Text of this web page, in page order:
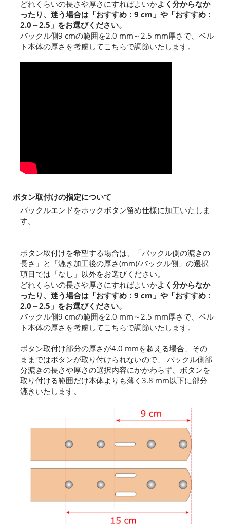
どれくらいの長さや厚さにすればよいかよく分からなか
ったり、迷う場合は「おすすめ：9 cm」や「おすすめ：
2.0～2.5」をお選びください。
バックル側9 cmの範囲を2.0 mm～2.5 mm厚さで、ベル
ト本体の厚さを考慮してこちらで調節いたします。
ボタン取付けの指定について
バックルエンドをホックボタン留め仕様に加工いたしま
す。
ボタン取付けを希望する場合は、「バックル側の漉きの
長さ」と「漉き加工後の厚さ(mm)/バックル側」の選択
項目では「なし」以外をお選びください。
どれくらいの長さや厚さにすればよいかよく分からなか
ったり、迷う場合は「おすすめ：9 cm」や「おすすめ：
2.0～2.5」をお選びください。
バックル側9 cmの範囲を2.0 mm～2.5 mm厚さで、ベル
ト本体の厚さを考慮してこちらで調節いたします。
ボタン取付け部分の厚さが4.0 mmを超える場合、その
ままではボタンが取り付けられないので、 バックル側部
分漉きの長さや厚さの選択内容にかかわらず、ボタンを
取り付ける範囲だけ本体よりも薄く3.8 mm以下に部分
漉きいたします。